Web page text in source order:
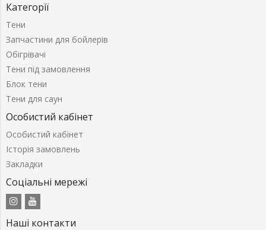
Категорії
Тени
Запчастини для бойлерів
Обігрівачі
Тени під замовлення
Блок тени
Тени для саун
Особистий кабінет
Особистий кабінет
Історія замовлень
Закладки
Соціальні мережі
Наші контакти